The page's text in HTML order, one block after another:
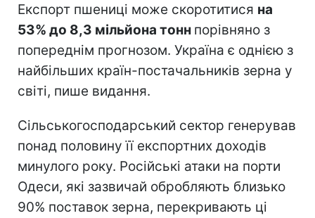
Експорт пшениці може скоротитися на
53% до 8,3 мільйона тонн порівняно з
попереднім прогнозом. Україна є однією з
найбільших країн-постачальників зерна у
світі, пише видання.
Сільськогосподарський сектор генерував
понад половину її експортних доходів
минулого року. Російські атаки на порти
Одеси, які зазвичай обробляють близько
90% поставок зерна, перекривають ці